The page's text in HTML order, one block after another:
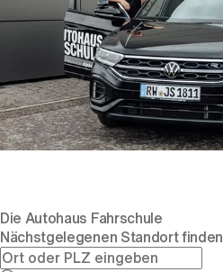
Die Autohaus Fahrschule
Nächstgelegenen Standort finden